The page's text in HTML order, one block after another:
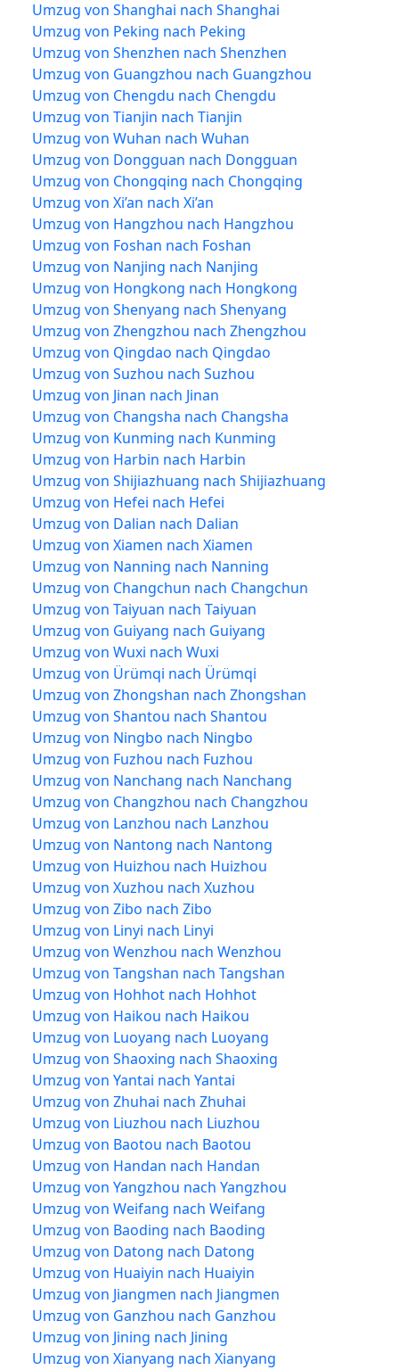
Umzug von Shanghai nach Shanghai
Umzug von Peking nach Peking
Umzug von Shenzhen nach Shenzhen
Umzug von Guangzhou nach Guangzhou
Umzug von Chengdu nach Chengdu
Umzug von Tianjin nach Tianjin
Umzug von Wuhan nach Wuhan
Umzug von Dongguan nach Dongguan
Umzug von Chongqing nach Chongqing
Umzug von Xi’an nach Xi’an
Umzug von Hangzhou nach Hangzhou
Umzug von Foshan nach Foshan
Umzug von Nanjing nach Nanjing
Umzug von Hongkong nach Hongkong
Umzug von Shenyang nach Shenyang
Umzug von Zhengzhou nach Zhengzhou
Umzug von Qingdao nach Qingdao
Umzug von Suzhou nach Suzhou
Umzug von Jinan nach Jinan
Umzug von Changsha nach Changsha
Umzug von Kunming nach Kunming
Umzug von Harbin nach Harbin
Umzug von Shijiazhuang nach Shijiazhuang
Umzug von Hefei nach Hefei
Umzug von Dalian nach Dalian
Umzug von Xiamen nach Xiamen
Umzug von Nanning nach Nanning
Umzug von Changchun nach Changchun
Umzug von Taiyuan nach Taiyuan
Umzug von Guiyang nach Guiyang
Umzug von Wuxi nach Wuxi
Umzug von Ürümqi nach Ürümqi
Umzug von Zhongshan nach Zhongshan
Umzug von Shantou nach Shantou
Umzug von Ningbo nach Ningbo
Umzug von Fuzhou nach Fuzhou
Umzug von Nanchang nach Nanchang
Umzug von Changzhou nach Changzhou
Umzug von Lanzhou nach Lanzhou
Umzug von Nantong nach Nantong
Umzug von Huizhou nach Huizhou
Umzug von Xuzhou nach Xuzhou
Umzug von Zibo nach Zibo
Umzug von Linyi nach Linyi
Umzug von Wenzhou nach Wenzhou
Umzug von Tangshan nach Tangshan
Umzug von Hohhot nach Hohhot
Umzug von Haikou nach Haikou
Umzug von Luoyang nach Luoyang
Umzug von Shaoxing nach Shaoxing
Umzug von Yantai nach Yantai
Umzug von Zhuhai nach Zhuhai
Umzug von Liuzhou nach Liuzhou
Umzug von Baotou nach Baotou
Umzug von Handan nach Handan
Umzug von Yangzhou nach Yangzhou
Umzug von Weifang nach Weifang
Umzug von Baoding nach Baoding
Umzug von Datong nach Datong
Umzug von Huaiyin nach Huaiyin
Umzug von Jiangmen nach Jiangmen
Umzug von Ganzhou nach Ganzhou
Umzug von Jining nach Jining
Umzug von Xianyang nach Xianyang